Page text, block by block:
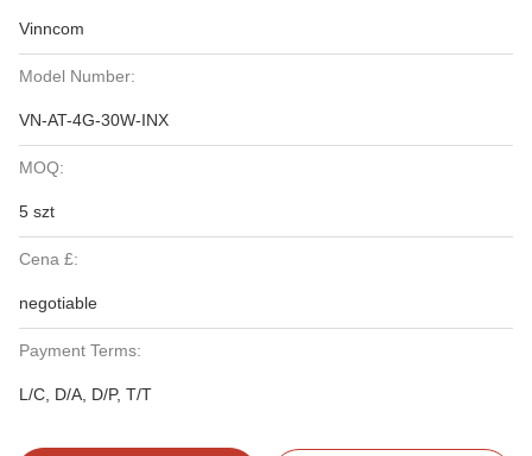
Vinncom
Model Number:
VN-AT-4G-30W-INX
MOQ:
5 szt
Cena £:
negotiable
Payment Terms:
L/C, D/A, D/P, T/T